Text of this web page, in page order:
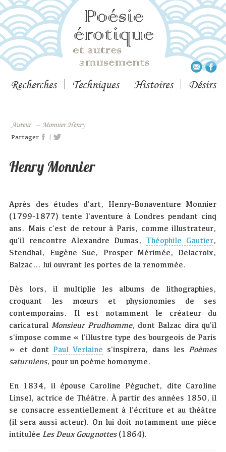
Recherches Techniques Histoires Désirs
Auteur – Monnier Henry
Partager |
Henry Monnier
Après des études d’art, Henry-Bonaventure Monnier
(1799-1877) tente l'aventure à Londres pendant cinq
ans. Mais c'est de retour à Paris, comme illustrateur,
qu'il rencontre Alexandre Dumas,Théophile Gautier,
Stendhal, Eugène Sue, Prosper Mérimée, Delacroix,
Balzac… lui ouvrant les portes de la renommée.
Dès lors, il multiplie les albums de lithographies,
croquant les mœurs et physionomies de ses
contemporains. Il est notamment le créateur du
caricatural Monsieur Prudhomme, dont Balzac dira qu’il
s’impose comme « l’illustre type des bourgeois de Paris
» et dont Paul Verlaine s’inspirera, dans les Poèmes
saturniens, pour un poème homonyme.
En 1834, il épouse Caroline Péguchet, dite Caroline
Linsel, actrice de Théâtre. À partir des années 1850, il
se consacre essentiellement à l’écriture et au théâtre
(il sera aussi acteur). On lui doit notamment une pièce
intitulée Les Deux Gougnottes(1864).